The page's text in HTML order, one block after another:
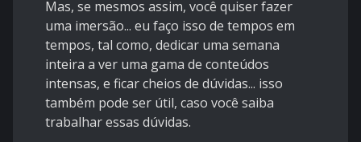
Mas, se mesmos assim, você quiser fazer
uma imersão... eu faço isso de tempos em
tempos, tal como, dedicar uma semana
inteira a ver uma gama de conteúdos
intensas, e ficar cheios de dúvidas... isso
também pode ser útil, caso você saiba
trabalhar essas dúvidas.